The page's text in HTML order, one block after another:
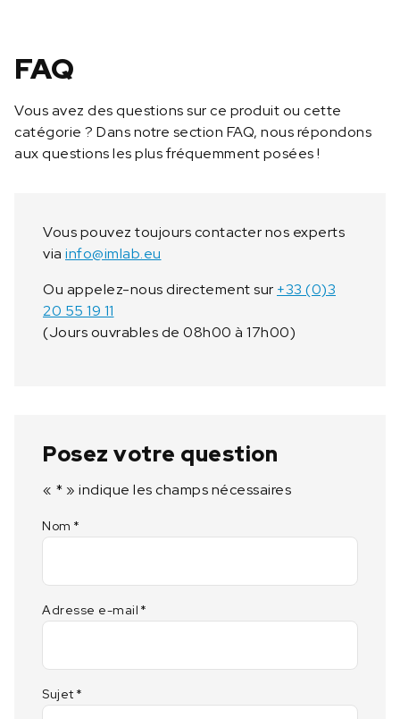
c
n
t
r
FAQ
Vous avez des questions sur ce produit ou cette
catégorie ? Dans notre section FAQ, nous répondons
aux questions les plus fréquemment posées !
Vous pouvez toujours contacter nos experts
via info@imlab.eu
Ou appelez-nous directement sur +33 (0)3
20 55 19 11
(Jours ouvrables de 08h00 à 17h00)
Posez votre question
« * » indique les champs nécessaires
Nom *
Adresse e-mail *
Sujet *